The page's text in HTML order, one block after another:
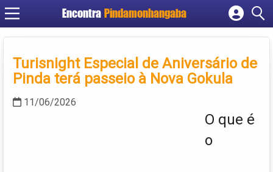
Encontra Pindamonhangaba
Cadastrar empresa
Criar conta
Turisnight Especial de Aniversário de
Pinda terá passeio à Nova Gokula
11/06/2026
O que é
o